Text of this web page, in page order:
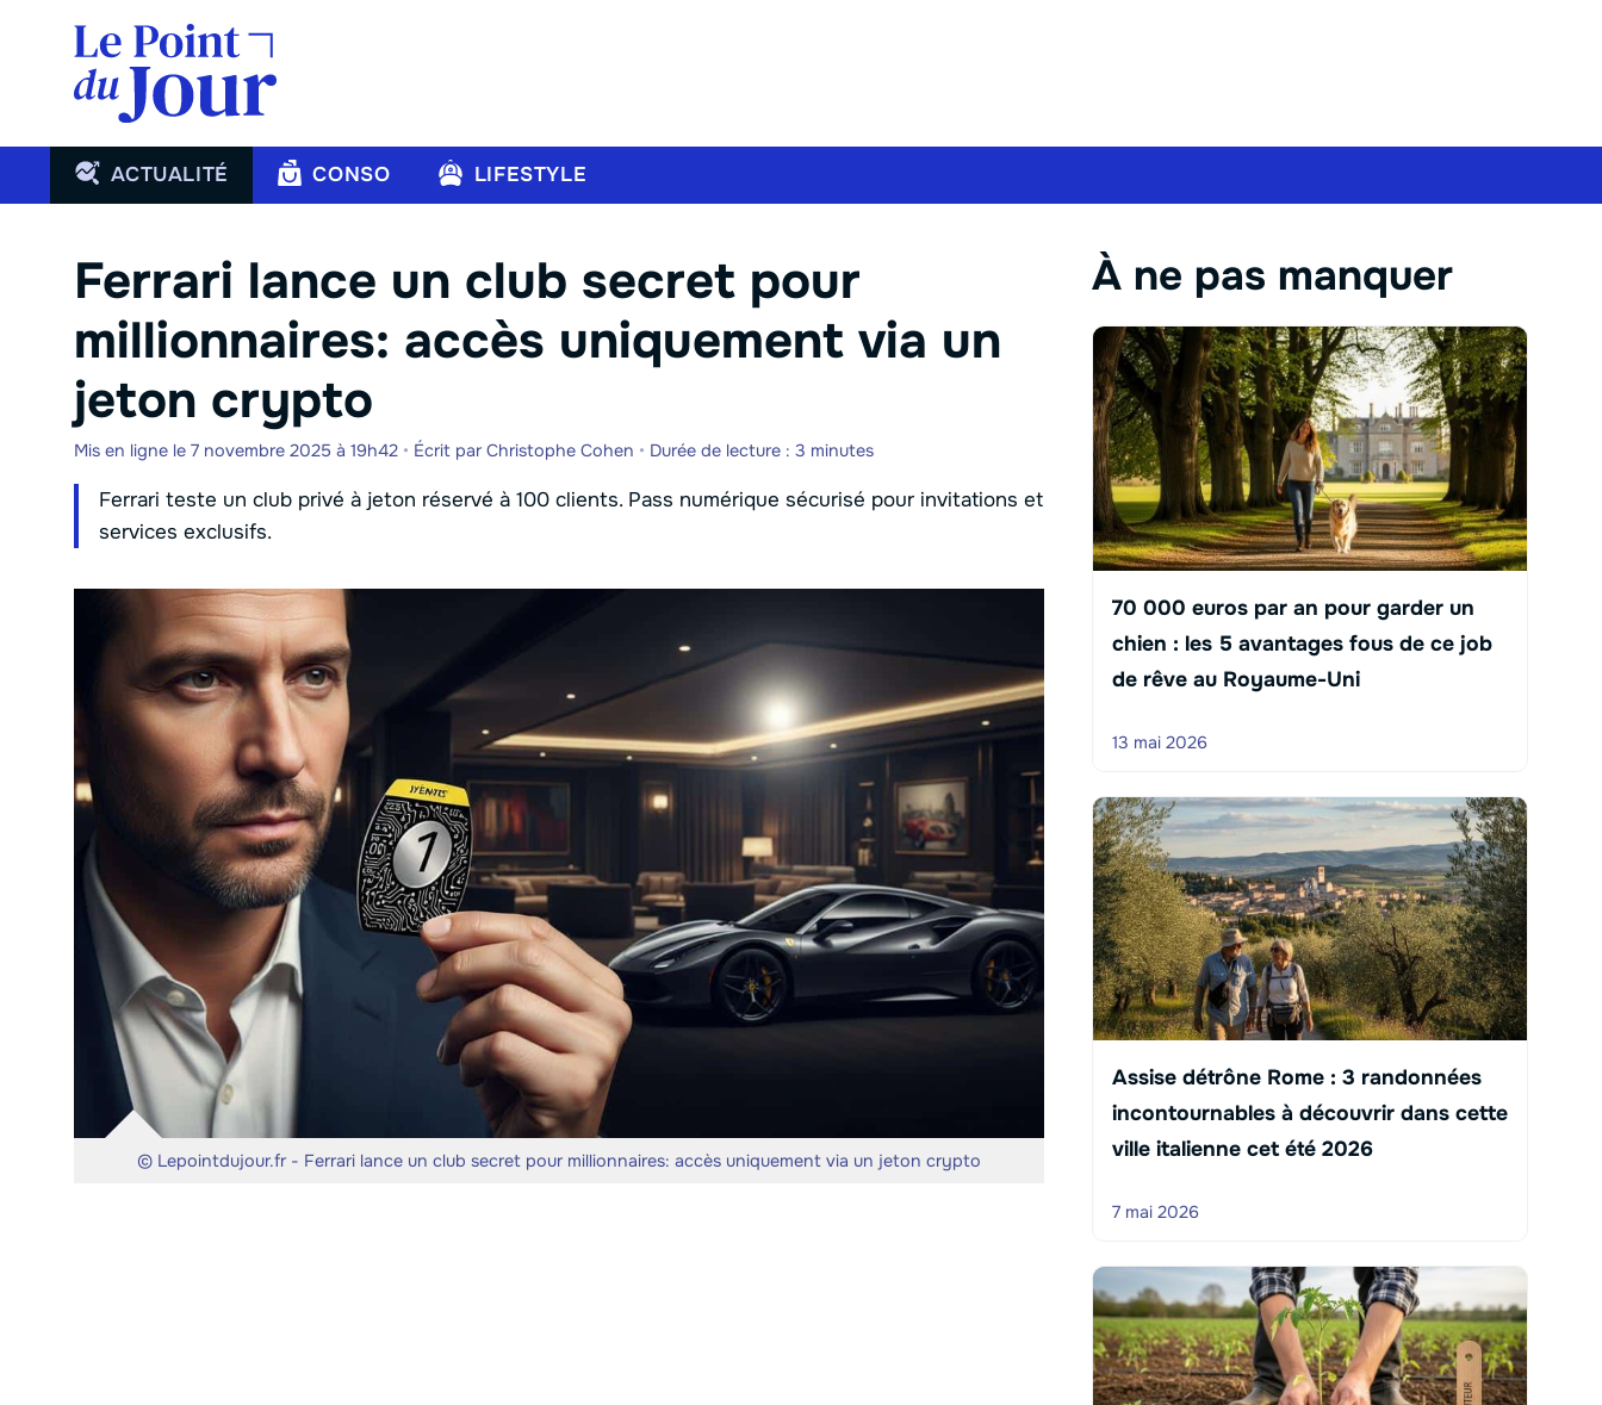
contenu
ACTUALITÉ CONSO LIFESTYLE
Ferrari lance un club secret pour
millionnaires: accès uniquement via un
jeton crypto
Mis en ligne le 7 novembre 2025 à 19h42 • Écrit par Christophe Cohen • Durée de lecture : 3 minutes
Ferrari teste un club privé à jeton réservé à 100 clients. Pass numérique sécurisé pour invitations et
services exclusifs.
© Lepointdujour.fr - Ferrari lance un club secret pour millionnaires: accès uniquement via un jeton crypto
À ne pas manquer
70 000 euros par an pour garder un
chien : les 5 avantages fous de ce job
de rêve au Royaume-Uni
13 mai 2026
Assise détrône Rome : 3 randonnées
incontournables à découvrir dans cette
ville italienne cet été 2026
7 mai 2026